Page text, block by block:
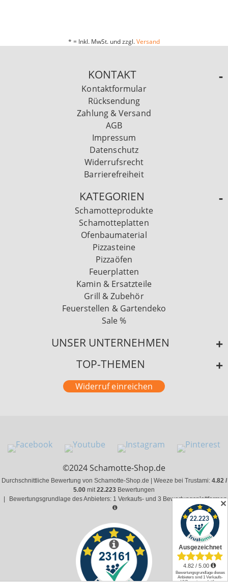
* = Inkl. MwSt. und zzgl.Versand
KONTAKT
Kontaktformular
Rücksendung
Zahlung & Versand
AGB
Impressum
Datenschutz
Widerrufsrecht
Barrierefreiheit
KATEGORIEN
Schamotteprodukte
Schamotteplatten
Ofenbaumaterial
Pizzasteine
Pizzaöfen
Feuerplatten
Kamin & Ersatzteile
Grill & Zubehör
Feuerstellen & Gartendeko
Sale %
UNSER UNTERNEHMEN
TOP-THEMEN
Widerruf einreichen
©2024 Schamotte-Shop.de
Durchschnittliche Bewertung von Schamotte-Shop.de | Weeze bei Trustami: 4.82 /
5.00 mit22.223 Bewertungen
Bewertungsgrundlage des Anbieters: 1 Verkaufs- und 3 Bewertungsplattformen
✕